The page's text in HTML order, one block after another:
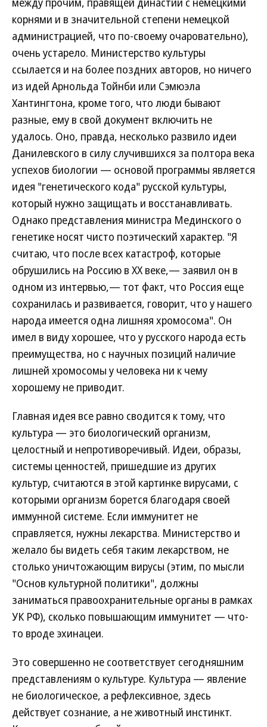
корнями и в значительной степени немецкой
администрацией, что по-своему очаровательно),
очень устарело. Министерство культуры
ссылается и на более поздних авторов, но ничего
из идей Арнольда Тойнби или Сэмюэла
Хантингтона, кроме того, что люди бывают
разные, ему в свой документ включить не
удалось. Оно, правда, несколько развило идеи
Данилевского в силу случившихся за полтора века
успехов биологии — основой программы является
идея "генетического кода" русской культуры,
который нужно защищать и восстанавливать.
Однако представления министра Мединского о
генетике носят чисто поэтический характер. "Я
считаю, что после всех катастроф, которые
обрушились на Россию в ХХ веке,— заявил он в
одном из интервью,— тот факт, что Россия еще
сохранилась и развивается, говорит, что у нашего
народа имеется одна лишняя хромосома". Он
имел в виду хорошее, что у русского народа есть
преимущества, но с научных позиций наличие
лишней хромосомы у человека ни к чему
хорошему не приводит.
Главная идея все равно сводится к тому, что
культура — это биологический организм,
целостный и непротиворечивый. Идеи, образы,
системы ценностей, пришедшие из других
культур, считаются в этой картинке вирусами, с
которыми организм борется благодаря своей
иммунной системе. Если иммунитет не
справляется, нужны лекарства. Министерство и
желало бы видеть себя таким лекарством, не
столько уничтожающим вирусы (этим, по мысли
"Основ культурной политики", должны
заниматься правоохранительные органы в рамках
УК РФ), сколько повышающим иммунитет — что-
то вроде эхинацеи.
Это совершенно не соответствует сегодняшним
представлениям о культуре. Культура — явление
не биологическое, а рефлексивное, здесь
действует сознание, а не животный инстинкт.